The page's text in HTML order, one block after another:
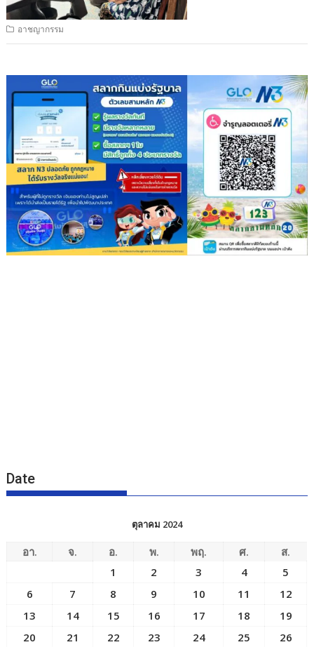
อาชญากรรม
Date
ตุลาคม 2024
อา. จ. อ. พ. พฤ. ศ.
ส.
1
2 3 4
5
6
7 8 9 10 11
12
13
14 15 16 17 18
19
20
21 22 23 24 25
26